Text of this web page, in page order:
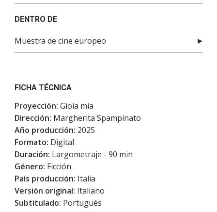
DENTRO DE
Muestra de cine europeo
FICHA TÉCNICA
Proyección: Gioia mia
Dirección: Margherita Spampinato
Año producción: 2025
Formato: Digital
Duración: Largometraje - 90 min
Género: Ficción
País producción: Italia
Versión original: Italiano
Subtitulado: Portugués